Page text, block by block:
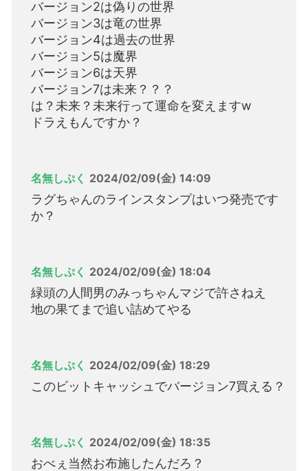
バージョン2は偽りの世界
バージョン3は竜の世界
バージョン4は過去の世界
バージョン5は魔界
バージョン6は天界
バージョン7は未来？？？
は？未来？未来行って運命を変えますw
ドラえもんですか？
名無しぷく 2024/02/09(金) 14:09
ラグちゃんのラインスタンプはいつ発売です
か？
名無しぷく 2024/02/09(金) 18:04
緑頭の人間男のみっちゃんマジで許さねえ
地の果てまで追い詰めてやる
名無しぷく 2024/02/09(金) 18:29
このビットキャッシュでバージョン7買える？
名無しぷく 2024/02/09(金) 18:35
おべぇ当然お布施したんだろ？